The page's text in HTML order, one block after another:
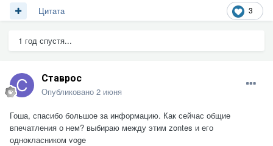
3
Цитата
1 год спустя...
Ставрос
Опубликовано 2 июня
Гоша, спасибо большое за информацию. Как сейчас общие
впечатления о нем? выбираю между этим zontes и его
однокласником voge